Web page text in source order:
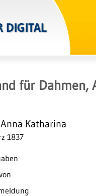
DIGITAL
für Dahmen,
Katharina
1837